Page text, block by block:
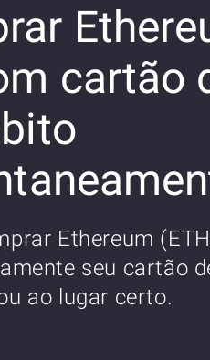
cartão
Ethereum
seu cartão
ao lugar certo.